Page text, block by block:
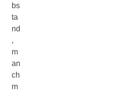
bs
ta
nd
,
m
an
ch
m